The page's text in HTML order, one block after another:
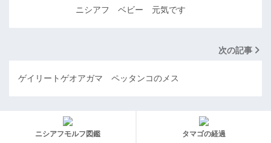
ニシアフ ベビー 元気です
次の記事
ゲイリートゲオアガマ ペッタンコのメス
ニシアフモルフ図鑑 タマゴの経過